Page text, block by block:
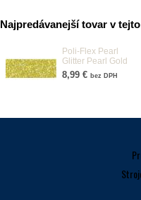
Najpredávanejší tovar v
Poli-Flex Pearl
Glitter Pearl Gold
8,99 € bez DPH